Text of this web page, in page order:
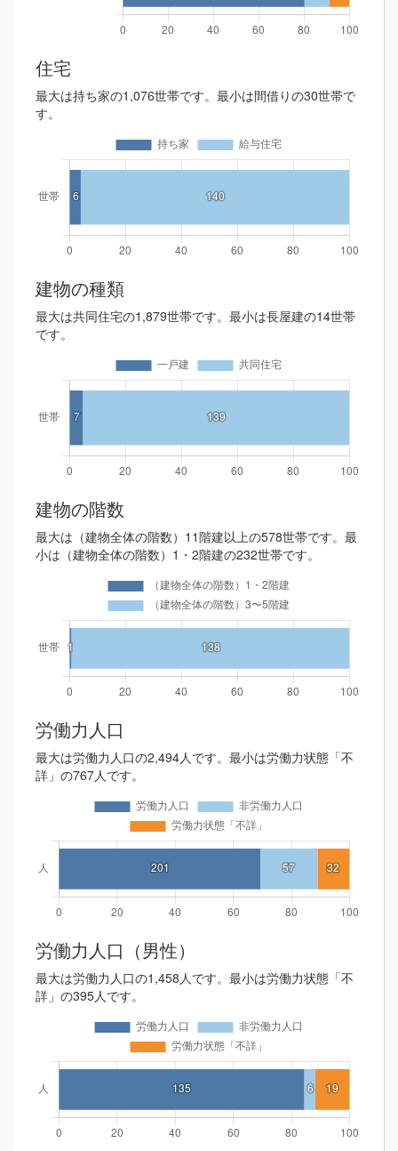
住宅
最大は持ち家の1,076世帯です。最小は間借りの30世帯で
す。
建物の種類
最大は共同住宅の1,879世帯です。最小は長屋建の14世帯
です。
建物の階数
最大は（建物全体の階数）11階建以上の578世帯です。最
小は（建物全体の階数）1・2階建の232世帯です。
労働力人口
最大は労働力人口の2,494人です。最小は労働力状態「不
詳」の767人です。
労働力人口（男性）
最大は労働力人口の1,458人です。最小は労働力状態「不
詳」の395人です。